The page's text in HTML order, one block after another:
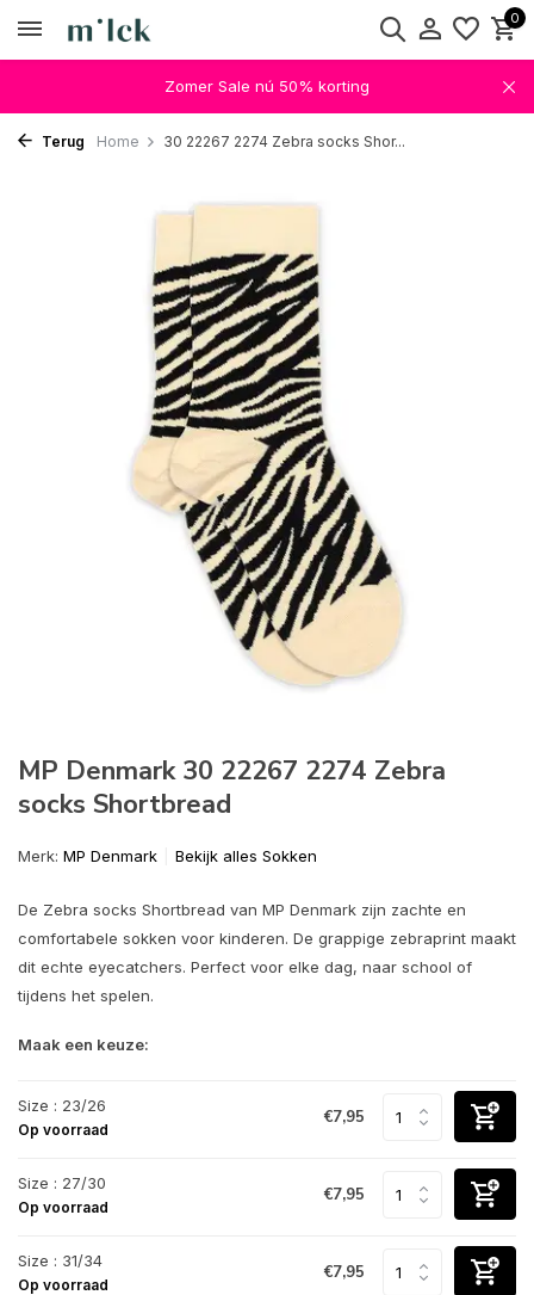
0
Zomer Sale nú 50% korting
Terug Home 30 22267 2274 Zebra socks Shor...
MP Denmark 30 22267 2274 Zebra
socks Shortbread
Merk: MP Denmark Bekijk alles Sokken
De Zebra socks Shortbread van MP Denmark zijn zachte en
comfortabele sokken voor kinderen. De grappige zebraprint maakt
dit echte eyecatchers. Perfect voor elke dag, naar school of
tijdens het spelen.
Maak een keuze:
Size : 23/26
Op voorraad
€7,95
Size : 27/30
Op voorraad
€7,95
Size : 31/34
Op voorraad
€7,95